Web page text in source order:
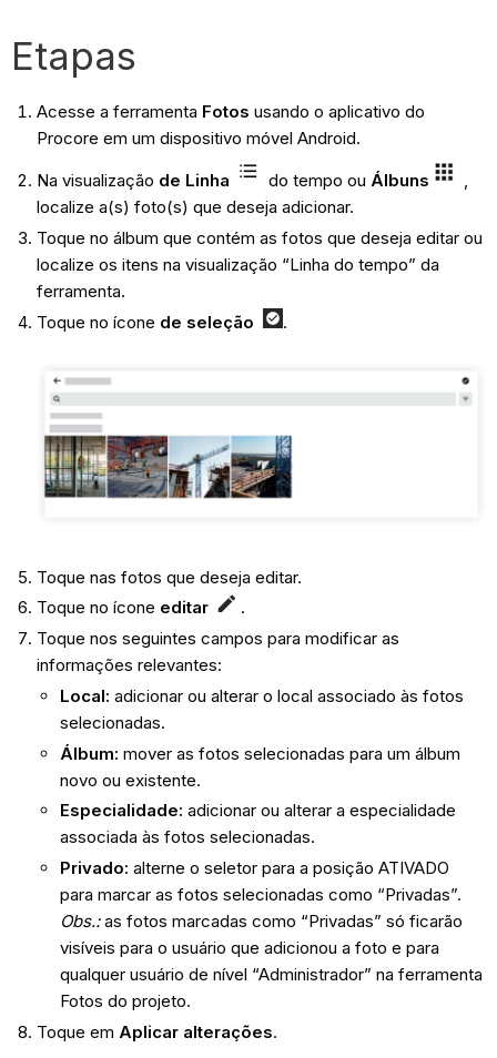
Etapas
Acesse a ferramenta Fotos usando o aplicativo do
Procore em um dispositivo móvel Android.
Na visualização de Linha do tempo ou Álbuns
,
localize a(s) foto(s) que deseja adicionar.
Toque no álbum que contém as fotos que deseja editar ou
localize os itens na visualização “Linha do tempo” da
ferramenta.
Toque no ícone de seleção .
Toque nas fotos que deseja editar.
Toque no ícone editar
.
Toque nos seguintes campos para modificar as
informações relevantes:
Local: adicionar ou alterar o local associado às fotos
selecionadas.
Álbum: mover as fotos selecionadas para um álbum
novo ou existente.
Especialidade: adicionar ou alterar a especialidade
associada às fotos selecionadas.
Privado: alterne o seletor para a posição ATIVADO
para marcar as fotos selecionadas como “Privadas”.
Obs.:as fotos marcadas como “Privadas” só ficarão
visíveis para o usuário que adicionou a foto e para
qualquer usuário de nível “Administrador” na ferramenta
Fotos do projeto.
Toque em Aplicar alterações.